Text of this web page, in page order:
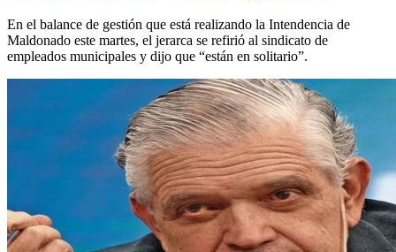
En el balance de gestión que está realizando la Intendencia de
Maldonado este martes, el jerarca se refirió al sindicato de
empleados municipales y dijo que “están en solitario”.